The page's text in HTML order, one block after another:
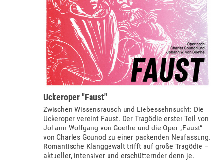
Uckeroper "Faust"
Zwischen Wissensrausch und Liebessehnsucht: Die
Uckeroper vereint Faust. Der Tragödie erster Teil von
Johann Wolfgang von Goethe und die Oper „Faust“
von Charles Gounod zu einer packenden Neufassung.
Romantische Klanggewalt trifft auf große Tragödie –
aktueller, intensiver und erschütternder denn je.